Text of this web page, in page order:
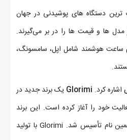
دستگاه ‌های پوشیدنی در جهان
ها و قیمت ‌ها را در بر می‌گیرند.
ساعت هوشمند شامل اپل، سامسونگ،
اشاره کرد. Glorimi یک برند جدید در
خود را آغاز کرده است. این برند
توسط یک کارخانه چینی به همین نام تأسیس شد. Glorimi با تولید